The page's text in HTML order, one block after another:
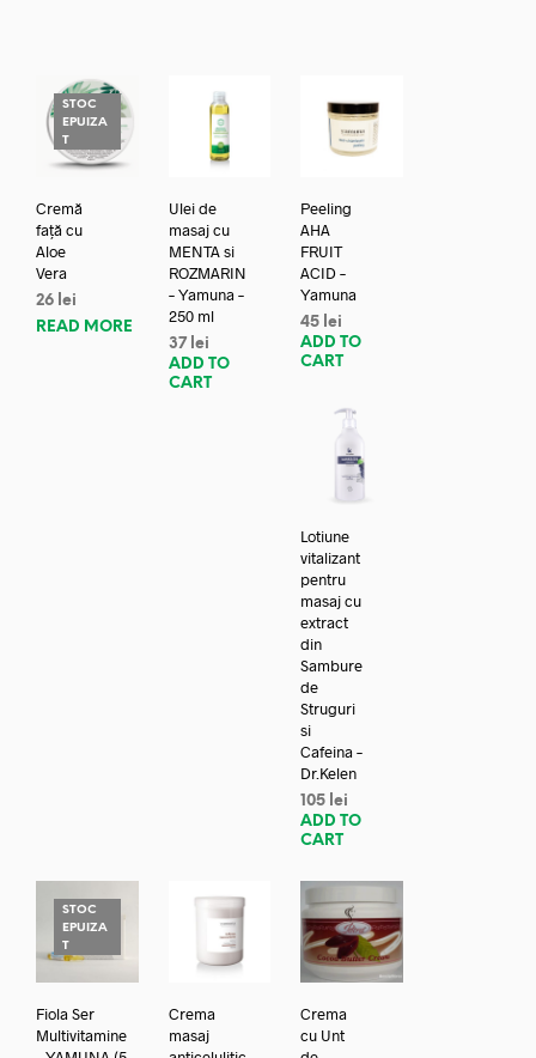
STOC
EPUIZA
T
Cremă
față cu
Aloe
Vera
26 lei
READ MORE
Ulei de
masaj cu
MENTA si
ROZMARIN
– Yamuna –
250 ml
37 lei
ADD TO
CART
Peeling
AHA
FRUIT
ACID –
Yamuna
45 lei
ADD TO
CART
Lotiune
vitalizant
pentru
masaj cu
extract
din
Sambure
de
Struguri
si
Cafeina –
Dr.Kelen
105 lei
ADD TO
CART
STOC
EPUIZA
T
Fiola Ser
Multivitamine
Crema
masaj
Crema
cu Unt